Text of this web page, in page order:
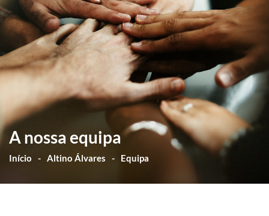
A nossa equipa
Início Altino Álvares Equipa